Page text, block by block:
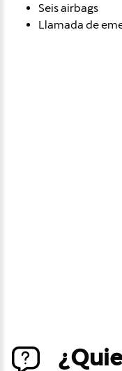
Seis airbags
Llamada de